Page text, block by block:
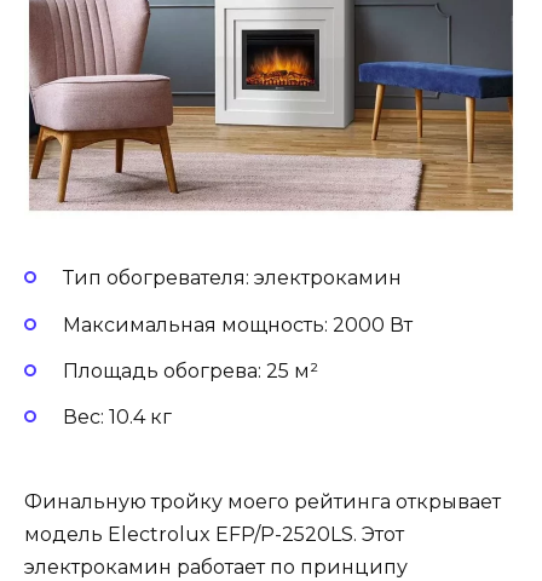
Тип обогревателя: электрокамин
Максимальная мощность: 2000 Вт
Площадь обогрева: 25 м²
Вес: 10.4 кг
Финальную тройку моего рейтинга открывает
модель Electrolux EFP/P-2520LS. Этот
электрокамин работает по принципу